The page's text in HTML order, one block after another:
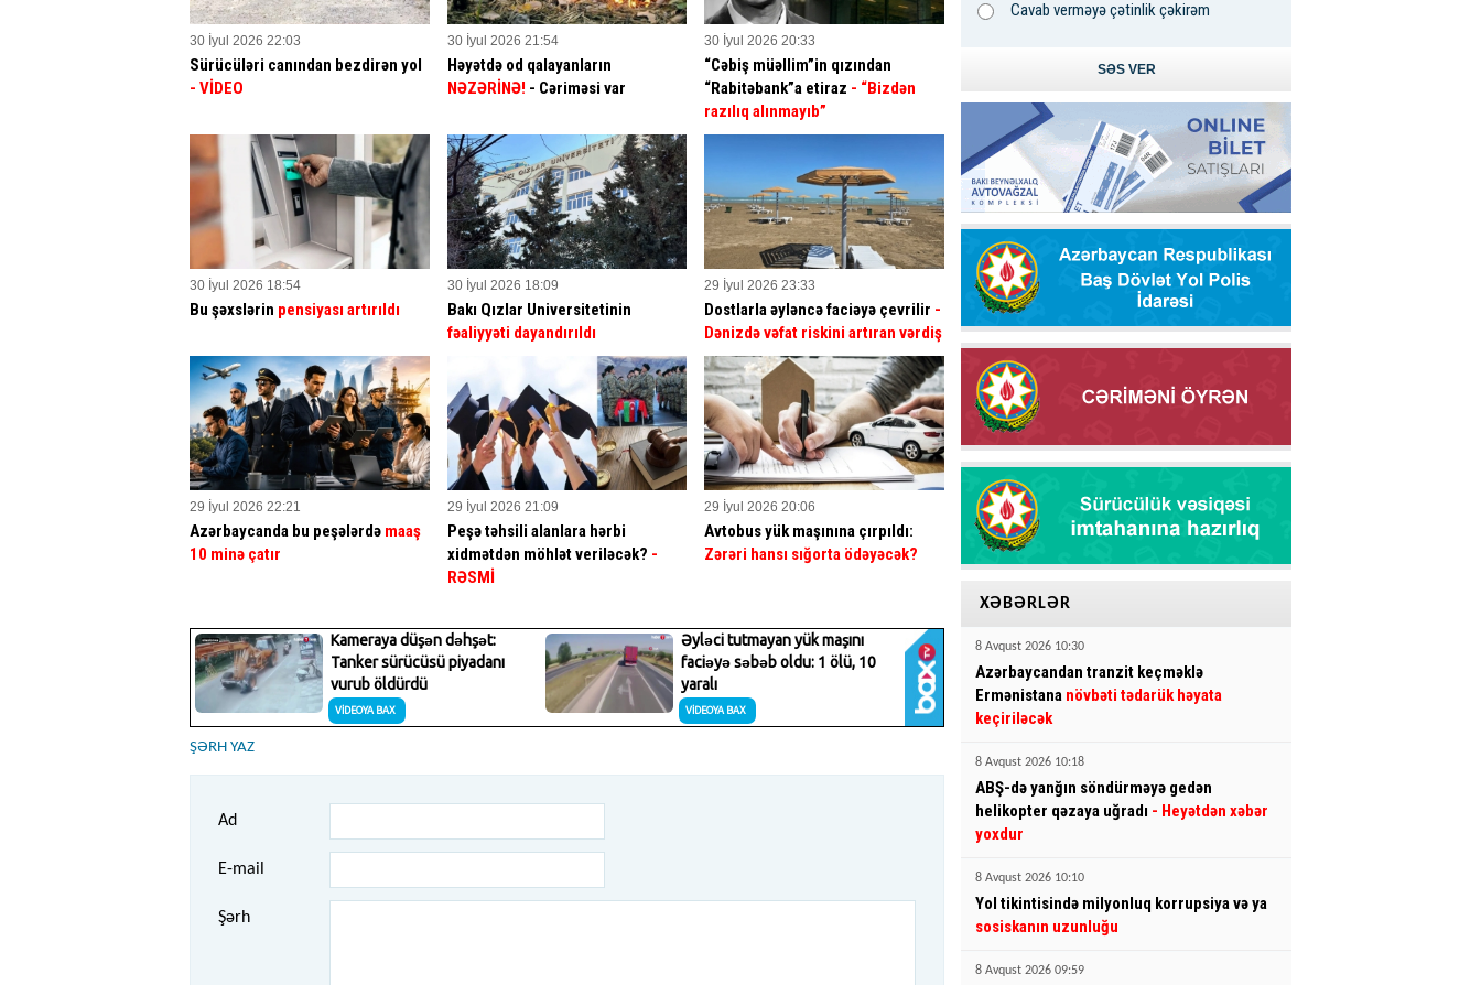
30 İyul 2026 22:03
Sürücüləri canından bezdirən yol
- VİDEO
30 İyul 2026 21:54
Həyətdə od qalayanların
NƏZƏRİNƏ! - Cəriməsi var
30 İyul 2026 20:33
“Cəbiş müəllim”in qızından
“Rabitəbank”a etiraz - “Bizdən
razılıq alınmayıb”
30 İyul 2026 18:54
Bu şəxslərin pensiyası artırıldı
30 İyul 2026 18:09
Bakı Qızlar Universitetinin
fəaliyyəti dayandırıldı
29 İyul 2026 23:33
Dostlarla əyləncə faciəyə çevrilir -
Dənizdə vəfat riskini artıran vərdiş
29 İyul 2026 22:21
Azərbaycanda bu peşələrdə maaş
10 minə çatır
29 İyul 2026 21:09
Peşə təhsili alanlara hərbi
xidmətdən möhlət veriləcək? -
RƏSMİ
29 İyul 2026 20:06
Avtobus yük maşınına çırpıldı:
Zərəri hansı sığorta ödəyəcək?
ŞƏRH YAZ
Ad
E-mail
Şərh
Cavab verməyə çətinlik çəkirəm
XƏBƏRLƏR
8 Avqust 2026 10:30
Azərbaycandan tranzit keçməklə
Ermənistana növbəti tədarük həyata
keçiriləcək
8 Avqust 2026 10:18
ABŞ-də yanğın söndürməyə gedən
helikopter qəzaya uğradı - Heyətdən xəbər
yoxdur
8 Avqust 2026 10:10
Yol tikintisində milyonluq korrupsiya və ya
sosiskanın uzunluğu
8 Avqust 2026 09:59